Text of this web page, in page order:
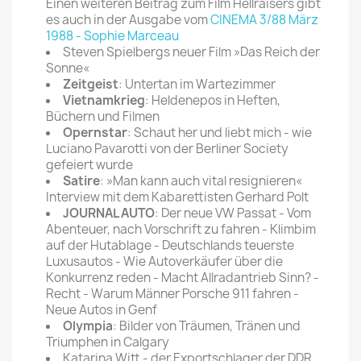
Einen weiteren Beitrag zum Film Hellraisers gibt
es auch in der Ausgabe vomCINEMA 3/88 März
1988 - Sophie Marceau
Steven Spielbergs neuer Film »Das Reich der
Sonne«
Zeitgeist: Untertan im Wartezimmer
Vietnamkrieg: Heldenepos in Heften,
Büchern und Filmen
Opernstar: Schaut her und liebt mich - wie
Luciano Pavarotti von der Berliner Society
gefeiert wurde
Satire: »Man kann auch vital resignieren«
Interview mit dem Kabarettisten Gerhard Polt
JOURNAL AUTO: Der neue VW Passat - Vom
Abenteuer, nach Vorschrift zu fahren - Klimbim
auf der Hutablage - Deutschlands teuerste
Luxusautos - Wie Autoverkäufer über die
Konkurrenz reden - Macht Allradantrieb Sinn? -
Recht - Warum Männer Porsche 911 fahren -
Neue Autos in Genf
Olympia: Bilder von Träumen, Tränen und
Triumphen in Calgary